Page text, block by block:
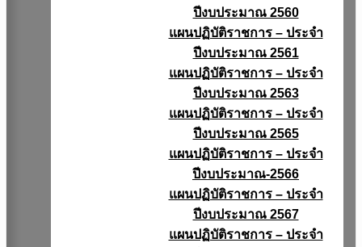
ปีงบประมาณ 2560
แผนปฏิบัติราชการ – ประจำ
ปีงบประมาณ 2561
แผนปฏิบัติราชการ – ประจำ
ปีงบประมาณ 2563
แผนปฏิบัติราชการ – ประจำ
ปีงบประมาณ 2565
แผนปฏิบัติราชการ – ประจำ
ปีงบประมาณ-2566
แผนปฏิบัติราชการ – ประจำ
ปีงบประมาณ 2567
แผนปฏิบัติราชการ – ประจำ